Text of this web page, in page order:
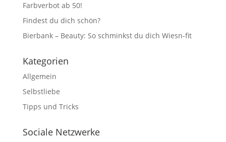
Farbverbot ab 50!
Findest du dich schön?
Bierbank – Beauty: So schminkst du dich Wiesn-fit
Kategorien
Allgemein
Selbstliebe
Tipps und Tricks
Sociale Netzwerke